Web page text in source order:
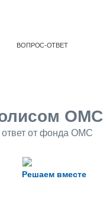
ВОПРОС-ОТВЕТ
Решаем вместе
ответ от фонда ОМС